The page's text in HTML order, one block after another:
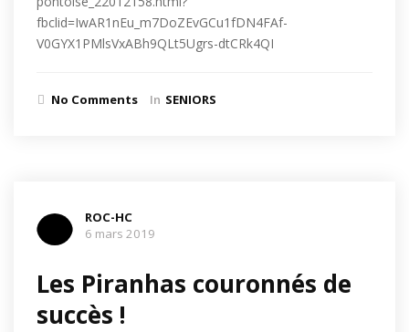
fbclid=IwAR1nEu_m7DoZEvGCu1fDN4FAf-
V0GYX1PMlsVxABh9QLt5Ugrs-dtCRk4QI
No Comments In SENIORS
ROC-HC
6 mars 2019
Les Piranhas couronnés de
succès !